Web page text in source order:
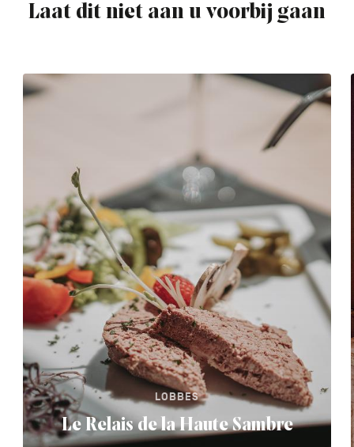
Laat dit niet aan u voorbij gaan
LOBBES
Le Relais de la Haute Sambre